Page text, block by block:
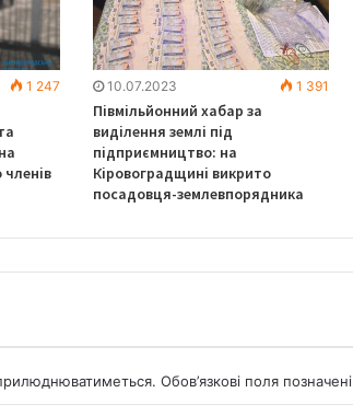
1 247 10.07.2023 1 391
Півмільйонний хабар за
виділення землі під
підприємництво: на
Кіровоградщині викрито
посадовця-землевпорядника
Обов’язкові поля позначені